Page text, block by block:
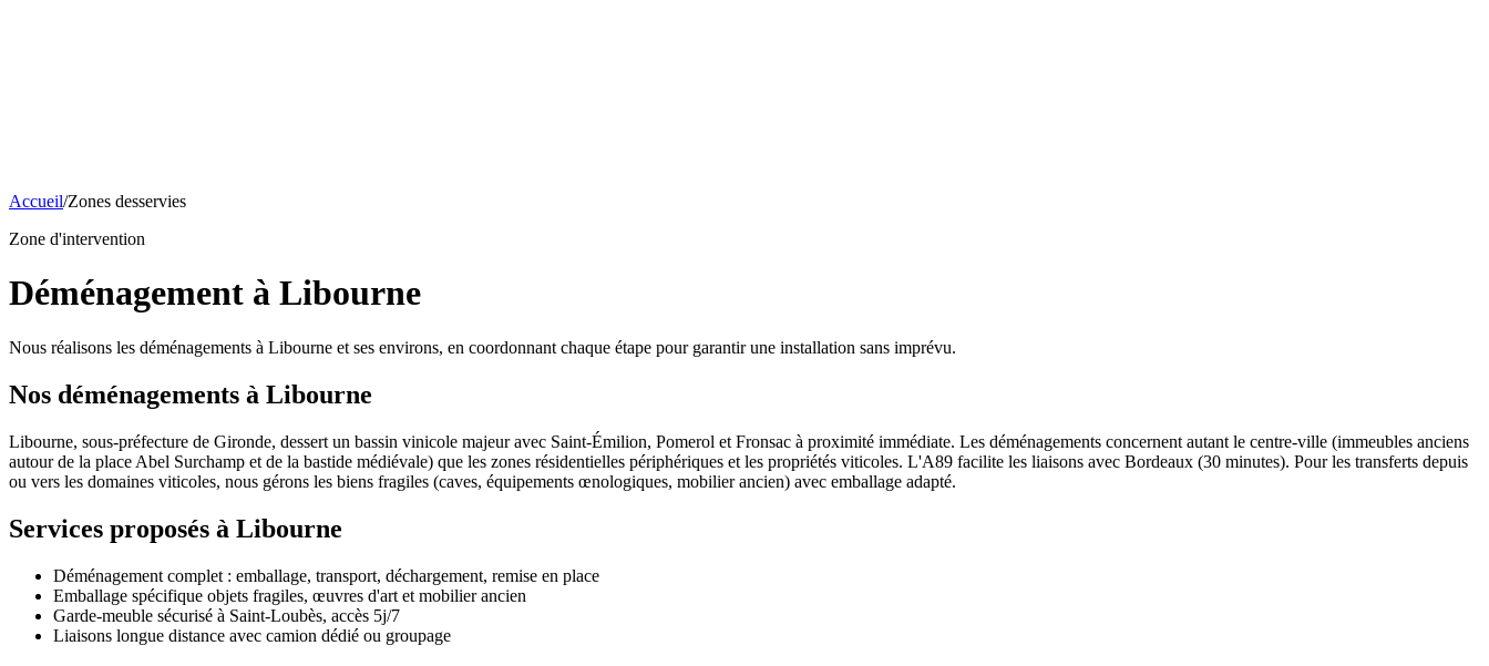
Accueil/Zones desservies
Zone d'intervention
Déménagement à Libourne
Nous réalisons les déménagements à Libourne et ses environs, en coordonnant chaque étape pour garantir une installation sans imprévu.
Nos déménagements à Libourne
Libourne, sous-préfecture de Gironde, dessert un bassin vinicole majeur avec Saint-Émilion, Pomerol et Fronsac à proximité immédiate. Les déménagements concernent autant le centre-ville (immeubles anciens
autour de la place Abel Surchamp et de la bastide médiévale) que les zones résidentielles périphériques et les propriétés viticoles. L'A89 facilite les liaisons avec Bordeaux (30 minutes). Pour les transferts depuis
ou vers les domaines viticoles, nous gérons les biens fragiles (caves, équipements œnologiques, mobilier ancien) avec emballage adapté.
Services proposés à Libourne
Déménagement complet : emballage, transport, déchargement, remise en place
Emballage spécifique objets fragiles, œuvres d'art et mobilier ancien
Garde-meuble sécurisé à Saint-Loubès, accès 5j/7
Liaisons longue distance avec camion dédié ou groupage